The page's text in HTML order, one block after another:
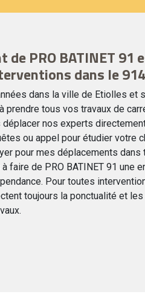
de PRO BATINET
dans le
dans la ville de Etiolles et
prendre tous vos travaux de
déplacer nos experts
ou appel pour étudier votre
pour mes déplacements dans
faire de PRO BATINET 91 une
Pour toutes
toujours la ponctualité et